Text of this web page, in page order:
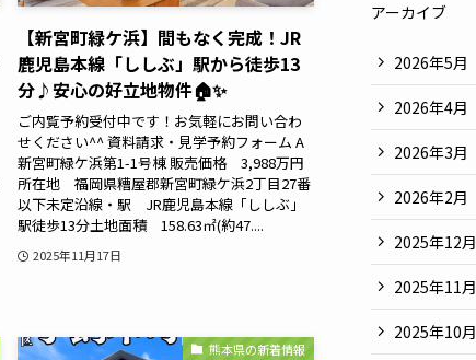
【新宮町緑ケ浜】間もなく完成！JR
鹿児島本線「ししぶ」駅から徒歩13
分♪安心の好立地物件🏠✨
ご内覧予約受付中です！お気軽にお問い合わ
せください^^ 資料請求・見学予約フォーム A
新宮町緑ケ浜第1-1号棟 販売価格 3,988万円
所在地 福岡県糟屋郡新宮町緑ケ浜2丁目27番
以下未定沿線・駅 JR鹿児島本線「ししぶ」
駅徒歩13分土地面積 158.63㎡(約47....
2025年11月17日
熊本県の新着情報
アーカイブ
2026年5月
2026年4月
2026年3月
2026年2月
2025年12月
2025年11月
2025年10月